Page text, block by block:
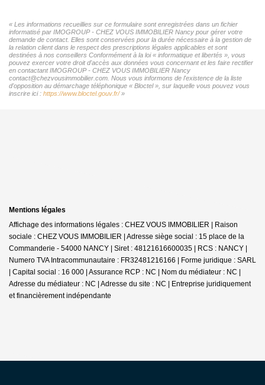
« Les informations recueillies sur ce formulaire sont enregistrées dans un fichier
informatisé par IMOGROUP - CHEZ VOUS IMMOBILIER Nancy pour gérer votre
demande de contact. Elles sont conservées pour la durée nécessaire à la gestion de
la relation client dans le respect des prescriptions légales applicables et sont
destinées à nos conseillers Conformément à la loi « informatique et libertés », vous
pouvez exercer votre droit d'accès aux données vous concernant et les faire rectifier
en contactant IMOGROUP - CHEZ VOUS IMMOBILIER Nancy
contact@chezvousimmobilier.com. Nous vous informons de l'existence de la liste
d'opposition au démarchage téléphonique « Bloctel », sur laquelle vous pouvez vous
inscrire ici : https://www.bloctel.gouv.fr/»
Mentions légales
Affichage des informations légales : CHEZ VOUS IMMOBILIER | Raison
sociale : CHEZ VOUS IMMOBILIER | Adresse siège social : 15 place de la
Commanderie - 54000 NANCY | Siret : 48121616600035 | RCS : NANCY |
Numero TVA Intracommunautaire : FR32481216166 | Forme juridique : SARL
| Capital social : 16 000 | Assurance RCP : NC | Nom du médiateur : NC |
Adresse du médiateur : NC | Adresse du site : NC | Entreprise juridiquement
et financièrement indépendante